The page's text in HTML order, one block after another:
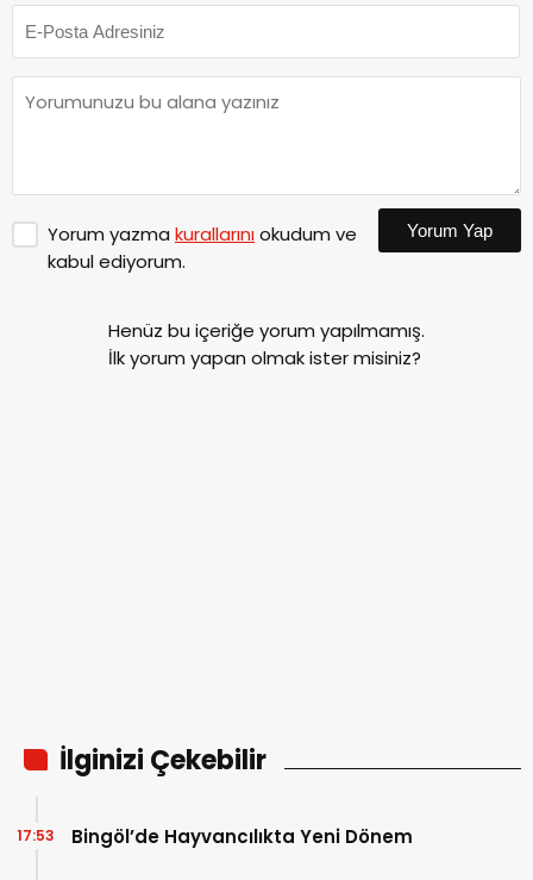
Yorum yazma kurallarınıokudum ve
kabul ediyorum.
Yorum Yap
Henüz bu içeriğe yorum yapılmamış.
İlk yorum yapan olmak ister misiniz?
İlginizi Çekebilir
Bingöl’de Hayvancılıkta Yeni Dönem
17:53